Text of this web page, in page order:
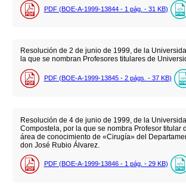
PDF (BOE-A-1999-13844 - 1 pág. - 31 KB)
Resolución de 2 de junio de 1999, de la
la que se nombran Profesores titulares de
PDF (BOE-A-1999-13845 - 2 págs. - 37 KB)
Resolución de 4 de junio de 1999, de la
Compostela, por la que se nombra Profesor titular
área de conocimiento de «Cirugía» del
don José Rubio Álvarez.
PDF (BOE-A-1999-13846 - 1 pág. - 29 KB)